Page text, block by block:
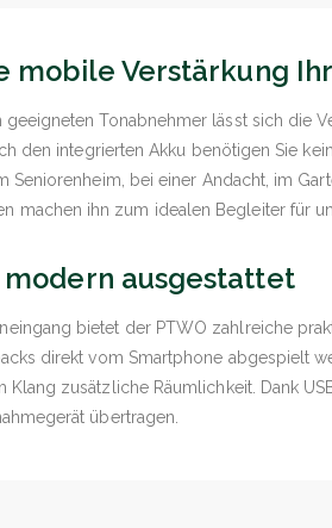
mobile Verstärkung
Tonabnehmer lässt sich die
den integrierten Akku benötigen Sie
Seniorenheim, bei einer Andacht, im
machen ihn zum idealen Begleiter für
ausgestattet
bietet der PTWO zahlreiche
direkt vom Smartphone abgespielt
Klang zusätzliche Räumlichkeit. Dank
übertragen.